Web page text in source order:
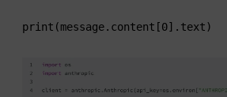
print(message.content[0].text)